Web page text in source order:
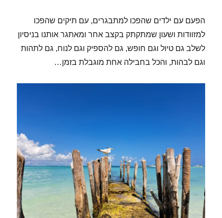
הפעם עם ילדים שהפכו למתבגרים, עם תיקים שהפכו
למזוודות ושעון שמתקתק בקצב אחר ומאתגר אותנו בניסיון
לשלב גם טיול וגם חופש, גם להספיק וגם לנוח, גם לתהות
וגם לבהות, והכל בחבילה אחת מוגבלת בזמן…